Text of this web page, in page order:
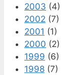
2003 (4)
2002 (7)
2001 (1)
2000 (2)
1999 (6)
1998 (7)